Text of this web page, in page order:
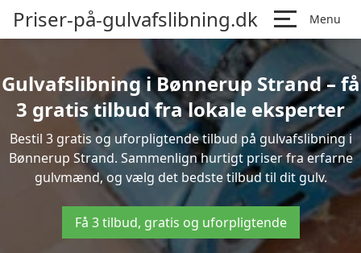
Priser-på-gulvafslibning.dk Menu
Gulvafslibning i Bønnerup Strand – få
3 gratis tilbud fra lokale eksperter
Bestil 3 gratis og uforpligtende tilbud på gulvafslibning i
Bønnerup Strand. Sammenlign hurtigt priser fra erfarne
gulvmænd, og vælg det bedste tilbud til dit gulv.
Få 3 tilbud, gratis og uforpligtende